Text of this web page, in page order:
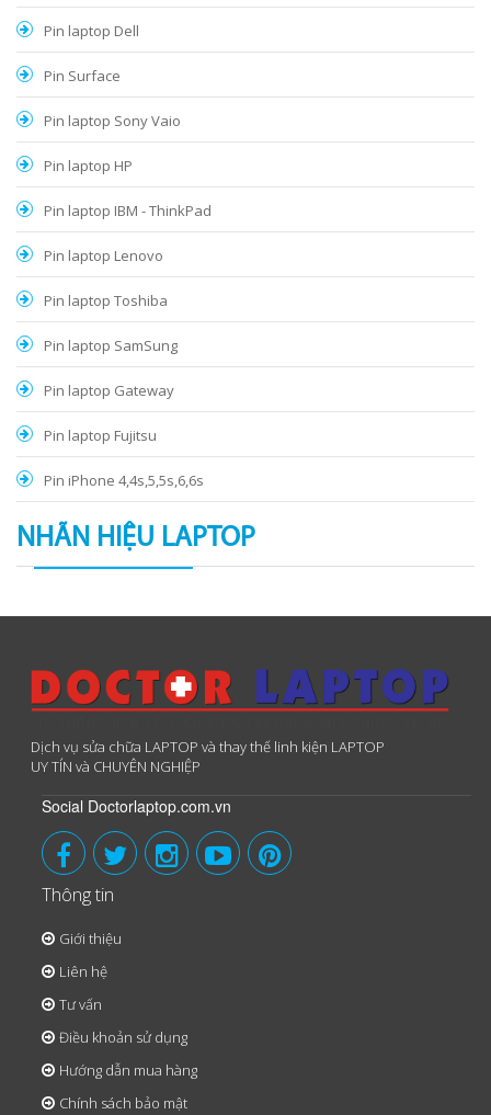
Pin laptop Dell
Pin Surface
Pin laptop Sony Vaio
Pin laptop HP
Pin laptop IBM - ThinkPad
Pin laptop Lenovo
Pin laptop Toshiba
Pin laptop SamSung
Pin laptop Gateway
Pin laptop Fujitsu
Pin iPhone 4,4s,5,5s,6,6s
NHÃN HIỆU LAPTOP
Dịch vụ sửa chữa LAPTOP và thay thế linh kiện LAPTOP
UY TÍN và CHUYÊN NGHIỆP
Social Doctorlaptop.com.vn
Thông tin
Giới thiệu
Liên hệ
Tư vấn
Điều khoản sử dụng
Hướng dẫn mua hàng
Chính sách bảo mật